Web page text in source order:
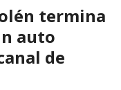
termina
auto
de